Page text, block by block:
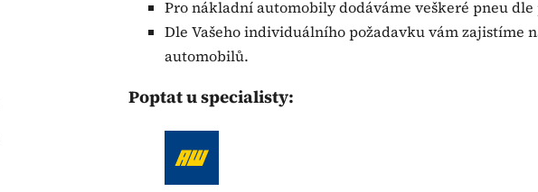
Pro nákladní automobily dodáváme veškeré pneu
Dle Vašeho individuálního požadavku vám zajistíme
automobilů.
Poptat u specialisty: